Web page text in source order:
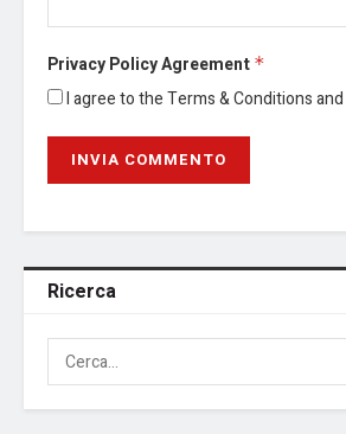
Privacy Policy Agreement *
I agree to the Terms & Conditions and
Ricerca